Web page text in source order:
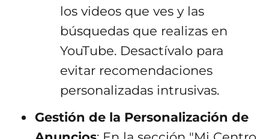
los videos que ves y las
búsquedas que realizas en
YouTube. Desactívalo para
evitar recomendaciones
personalizadas intrusivas.
Gestión de la Personalización de